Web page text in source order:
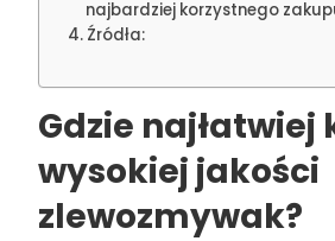
najbardziej korzystnego
Źródła:
Gdzie najłatwiej
wysokiej jakości
zlewozmywak?